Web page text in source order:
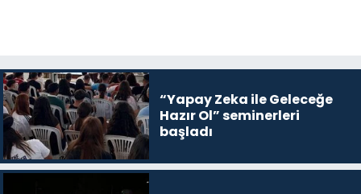
“Yapay Zeka ile Geleceğe
Hazır Ol” seminerleri
başladı